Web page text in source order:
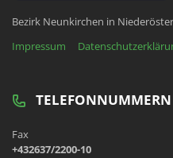
Bezirk Neunkirchen in
Impressum
TELEFONNUMMERN
Fax
+432637/2200-10